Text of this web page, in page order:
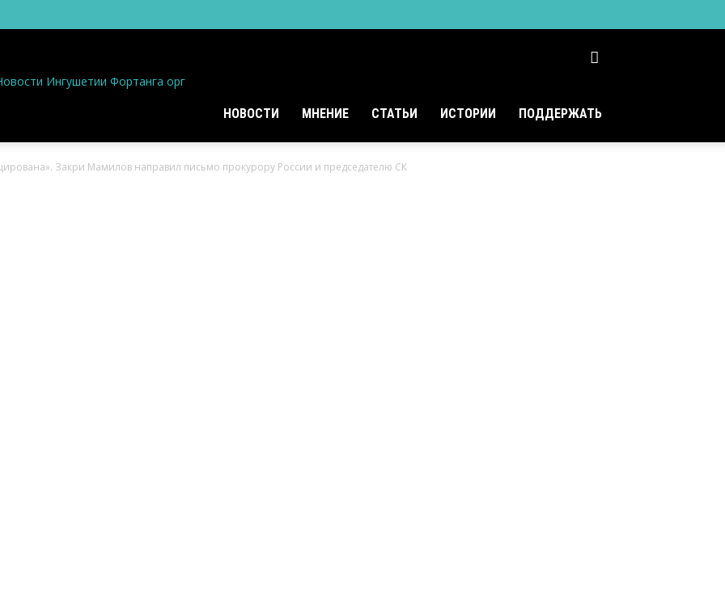
Ингушетии Фортанга орг
НОВОСТИ МНЕНИЕ СТАТЬИ ИСТОРИИ ПОДДЕРЖАТЬ
Закри Мамилов направил письмо прокурору России и председателю СК